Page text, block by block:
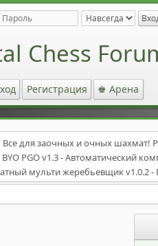
Chess
Регистрация ♚ Арена
Все для заочных и очных шахмат!
PGO v1.3 - Автоматический
мульти жеребьевщик v1.0.2 -
компилятор Stockfish-
https://pixeldrain.com/u/